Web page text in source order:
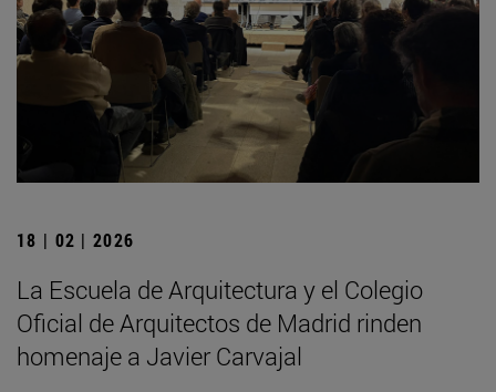
18 | 02 | 2026
La Escuela de Arquitectura y el Colegio
Oficial de Arquitectos de Madrid rinden
homenaje a Javier Carvajal